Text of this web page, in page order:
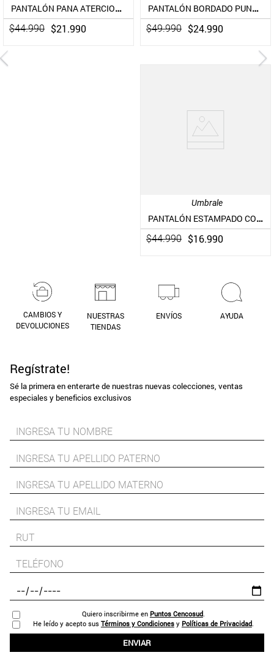
PANTALÓN PANA ATERCIOPELADO
$44.990 $21.990
PANTALÓN BORDADO PUNTO CRUZ Y BASTA DESHILACHADA
$49.990 $24.990
Umbrale
PANTALÓN ESTAMPADO CON DETALLE DE ABOTONADURA DELANTERA
$44.990 $16.990
CAMBIOS Y
DEVOLUCIONES
NUESTRAS
TIENDAS
ENVÍOS AYUDA
Regístrate!
Sé la primera en enterarte de nuestras nuevas colecciones, ventas
especiales y beneficios exclusivos
Quiero inscribirme en Puntos Cencosud.
He leído y acepto sus Términos y Condiciones y Políticas de Privacidad.
ENVIAR